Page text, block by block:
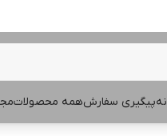
پیگیری سفارشهمه محصولات